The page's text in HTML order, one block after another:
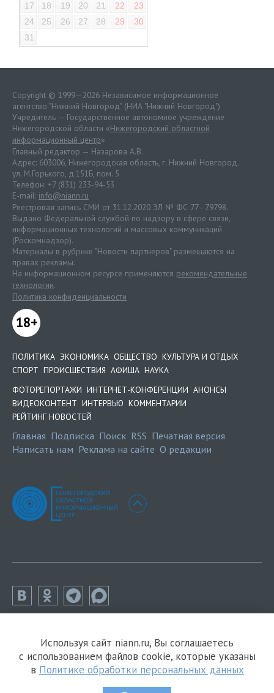
17
18 19 20 21 22
23
24
25 26 27 28 29
30
31
Copyright © 1999—2026 Независимое информационное
агентство "Нижний Новгород" (НИА "Нижний Новгород")
Учредитель — Государственное автономное учреждение
Нижегородской области «Нижегородский областной
информационный центр»
Главный редактор — Назарова А.В.
Адрес: 603006, Нижегородская область, г. Нижний Новгород.
ул. М.Горького, д.151Б, пом. 5
Телефон: +7 (831) 233-94-53
E-mail: info@niann.ru
Реестровая запись СМИ от 31.12.2020 ЭЛ № ФС 77 - 79798.
Выдано Федеральной службой по надзору в сфере связи,
информационных технологий и массовых коммуникаций
(Роскомнадзор).
Материалы в рубрике "Новости партнеров" размещаются на
правах рекламы.
На информационном ресурсе применяются рекомендательные
технологии.
Политика конфиденциальности
18+
ПОЛИТИКА ЭКОНОМИКА ОБЩЕСТВО КУЛЬТУРА И ОТДЫХ
СПОРТ ПРОИСШЕСТВИЯ АФИША НАУКА
ФОТОРЕПОРТАЖИ ИНТЕРНЕТ-КОНФЕРЕНЦИИ АНОНСЫ
ВИДЕОКОНТЕНТ ИНТЕРВЬЮ КОММЕНТАРИИ
РЕЙТИНГ НОВОСТЕЙ
Главная Подписка Поиск RSS Печатная версия
Написать нам Реклама на сайте О редакции
Используя сайт niann.ru, Вы соглашаетесь
с использованием файлов cookie, которые указаны
в Политике обработки персональных данных